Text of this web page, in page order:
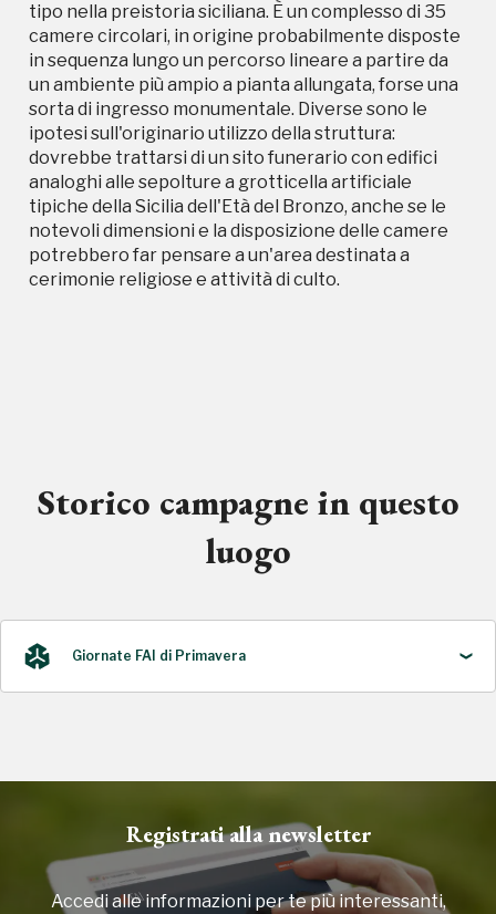
tipo nella preistoria siciliana. È un complesso di 35
camere circolari, in origine probabilmente disposte
in sequenza lungo un percorso lineare a partire da
un ambiente più ampio a pianta allungata, forse una
sorta di ingresso monumentale. Diverse sono le
ipotesi sull'originario utilizzo della struttura:
dovrebbe trattarsi di un sito funerario con edifici
analoghi alle sepolture a grotticella artificiale
tipiche della Sicilia dell'Età del Bronzo, anche se le
notevoli dimensioni e la disposizione delle camere
potrebbero far pensare a un'area destinata a
cerimonie religiose e attività di culto.
Storico campagne in questo
luogo
Giornate FAI di Primavera
Registrati alla newsletter
Accedi alle informazioni per te più interessanti,